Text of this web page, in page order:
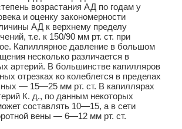
возрастания АД по годам у
и оценку закономерности
АД к верхнему пределу
т.е. к 150/90 мм рт. ст. при
Капиллярное давление в большом
несколько различается в
артерий. В большинстве капилляров
отрезках ко колеблется в пределах
— 15—25 мм рт. ст. В капиллярах
К. д., по данным некоторых
составлять 10—15, а в сети
вены — 6—12 мм рт. ст.